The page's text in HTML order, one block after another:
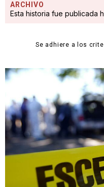
ARCHIVO
Esta historia fue publicada
Se adhiere a los